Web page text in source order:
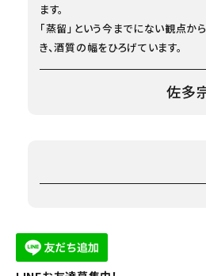
ます。
「蒸留」という今までにない観点か
き、酒質の幅をひろげています。
佐多